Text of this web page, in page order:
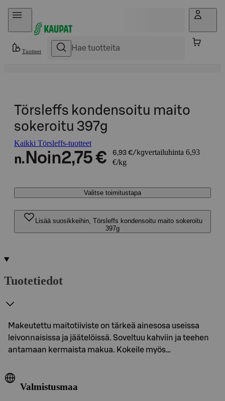
Hyppää sisältöön
Tuotteet
Törsleffs kondensoitu maito
sokeroitu 397g
Kaikki Törsleffs-tuotteet
n. Noin2,75 € 6,93 €/kgvertailuhinta 6,93
€/kg
Valitse toimitustapa
Lisää suosikkeihin, Törsleffs kondensoitu maito sokeroitu
397g
Tuotetiedot
Makeutettu maitotiiviste on tärkeä ainesosa useissa
leivonnaisissa ja jäätelöissä. Soveltuu kahviin ja teehen
antamaan kermaista makua. Kokeile myös…
Valmistusmaa